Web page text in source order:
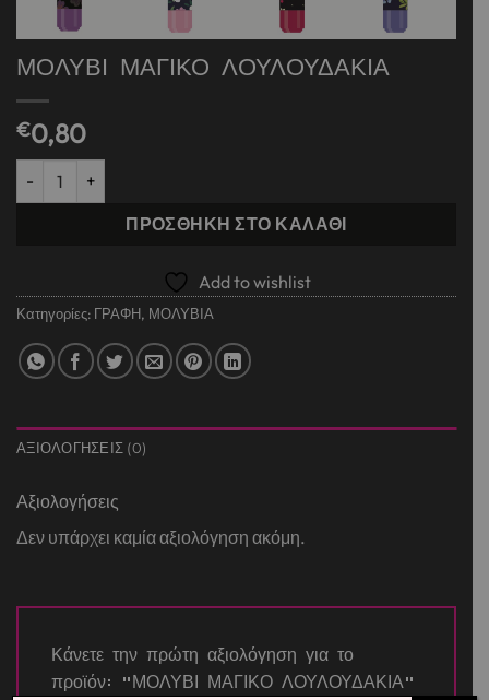
ΜΟΛΥΒΙ ΜΑΓΙΚΟ ΛΟΥΛΟΥΔΑΚΙΑ
€0,80
ΜΟΛΥΒΙ ΜΑΓΙΚΟ ΛΟΥΛΟΥΔΑΚΙΑ ποσότητα
ΠΡΟΣΘΉΚΗ ΣΤΟ ΚΑΛΆΘΙ
Add to wishlist
Κατηγορίες: ΓΡΑΦΗ, ΜΟΛΥΒΙΑ
ΑΞΙΟΛΟΓΉΣΕΙΣ (0)
Αξιολογήσεις
Δεν υπάρχει καμία αξιολόγηση ακόμη.
Κάνετε την πρώτη αξιολόγηση για το
προϊόν: “ΜΟΛΥΒΙ ΜΑΓΙΚΟ ΛΟΥΛΟΥΔΑΚΙΑ”